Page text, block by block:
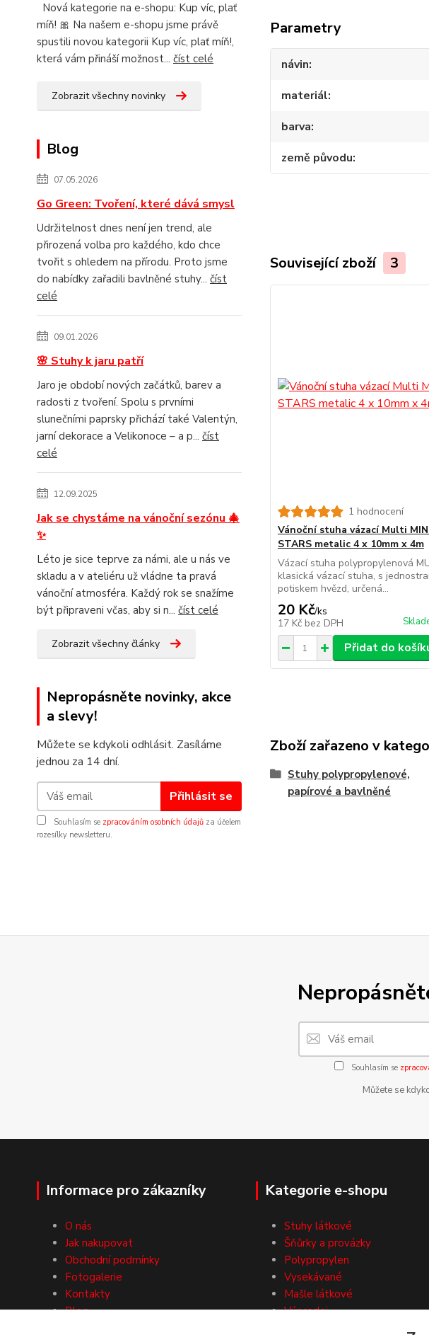
Nová kategorie na e-shopu: Kup víc, plať
míň! 🎀 Na našem e-shopu jsme právě
spustili novou kategorii Kup víc, plať míň!,
která vám přináší možnost... číst celé
Zobrazit všechny novinky
Blog
07.05.2026
Go Green: Tvoření, které dává smysl
Udržitelnost dnes není jen trend, ale
přirozená volba pro každého, kdo chce
tvořit s ohledem na přírodu. Proto jsme
do nabídky zařadili bavlněné stuhy... číst
celé
09.01.2026
🌸 Stuhy k jaru patří
Jaro je období nových začátků, barev a
radosti z tvoření. Spolu s prvními
slunečními paprsky přichází také Valentýn,
jarní dekorace a Velikonoce – a p... číst
celé
12.09.2025
Jak se chystáme na vánoční sezónu 🎄
✨
Léto je sice teprve za námi, ale u nás ve
skladu a v ateliéru už vládne ta pravá
vánoční atmosféra. Každý rok se snažíme
být připraveni včas, aby si n... číst celé
Zobrazit všechny články
Nepropásněte novinky, akce
a slevy!
Můžete se kdykoli odhlásit. Zasíláme
jednou za 14 dní.
Přihlásit se
Souhlasím se zpracováním osobních údajů za účelem
rozesílky newsletteru.
Parametry
návin
materiál
barva
země původu
Související zboží 3
1 hodnocení
Vánoční stuha vázací Multi
STARS metalic 4 x 10mm x 4m
Vázací stuha polypropylenová
klasická vázací stuha, s
potiskem hvězd, určená...
20 Kč/ks
17 Kč bez DPH
Přidat do
Zboží zařazeno v
Stuhy polypropylenové,
papírové a bavlněné
Souhlasím se
Můžete se
Informace pro zákazníky
O nás
Jak nakupovat
Obchodní podmínky
Fotogalerie
Kontakty
Blog
Kategorie e-shopu
Stuhy látkové
Šňůrky a provázky
Polypropylen
Vysekávané
Mašle látkové
Výprodej